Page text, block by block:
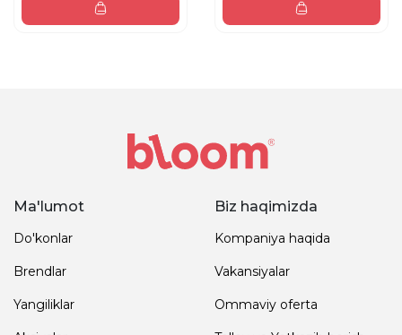
Ma'lumot
Do'konlar
Brendlar
Yangiliklar
Biz haqimizda
Kompaniya haqida
Vakansiyalar
Ommaviy oferta